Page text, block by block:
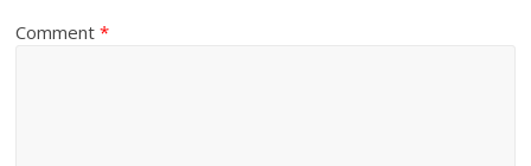
Comment*